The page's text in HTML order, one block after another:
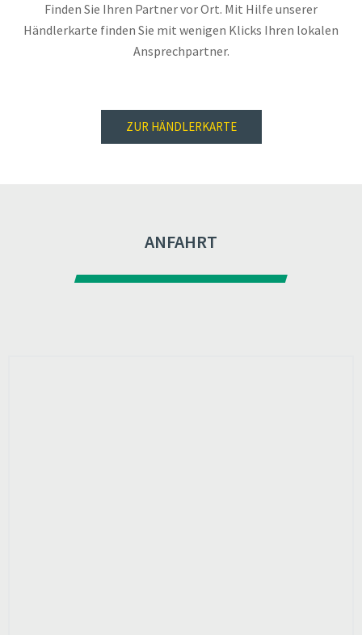
Finden Sie Ihren Partner vor Ort. Mit Hilfe unserer
Händlerkarte finden Sie mit wenigen Klicks Ihren lokalen
Ansprechpartner.
ZUR HÄNDLERKARTE
ANFAHRT